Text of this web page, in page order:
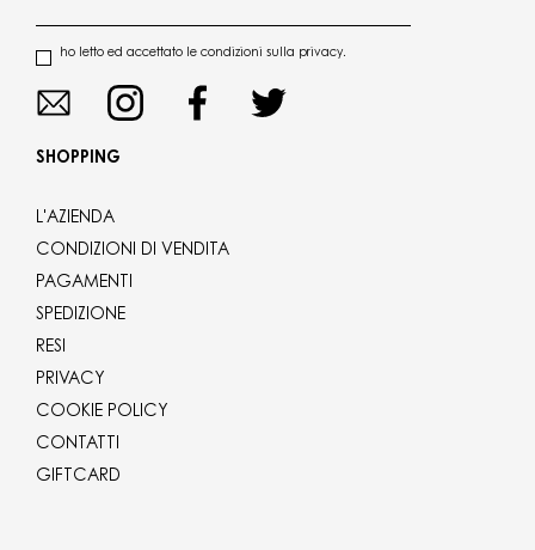
ho letto ed accettato le condizioni sulla privacy.
SHOPPING
L'AZIENDA
CONDIZIONI DI VENDITA
PAGAMENTI
SPEDIZIONE
RESI
PRIVACY
COOKIE POLICY
CONTATTI
GIFTCARD